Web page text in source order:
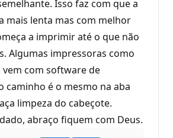
Isso faz com que a
mais lenta mas com melhor
a imprimir até o que não
Algumas impressoras como
vem com software de
caminho é o mesmo na aba
limpeza do cabeçote.
abraço fiquem com Deus.